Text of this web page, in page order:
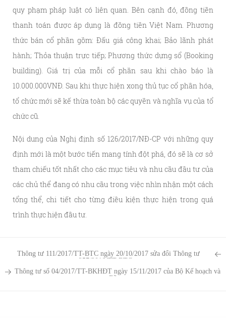
quy phạm pháp luật có liên quan. Bên cạnh đó, đồng tiền
thanh toán được áp dụng là đồng tiền Việt Nam. Phương
thức bán cổ phần gồm: Đấu giá công khai; Bảo lãnh phát
hành; Thỏa thuận trực tiếp; Phương thức dựng sổ (Booking
building). Giá trị của mỗi cổ phần sau khi chào báo là
10.000.000VNĐ. Sau khi thực hiện xong thủ tục cổ phần hóa,
tổ chức mới sẽ kế thừa toàn bộ các quyền và nghĩa vụ của tổ
chức cũ.
Nội dung của Nghị định số 126/2017/NĐ-CP với những quy
định mới là một bước tiến mang tính đột phá, đó sẽ là cơ sở
tham chiếu tốt nhất cho các mục tiêu và nhu cầu đầu tư của
các chủ thể đang có nhu cầu trong việc nhìn nhận một cách
tổng thể, chi tiết cho từng điều kiện thực hiện trong quá
trình thực hiện đầu tư.
Thông tư 111/2017/TT-BTC ngày 20/10/2017 sửa đổi Thông tư
257/2016/TT-BTC...
Thông tư số 04/2017/TT-BKHĐT ngày 15/11/2017 của Bộ Kế hoạch và
Đầu...